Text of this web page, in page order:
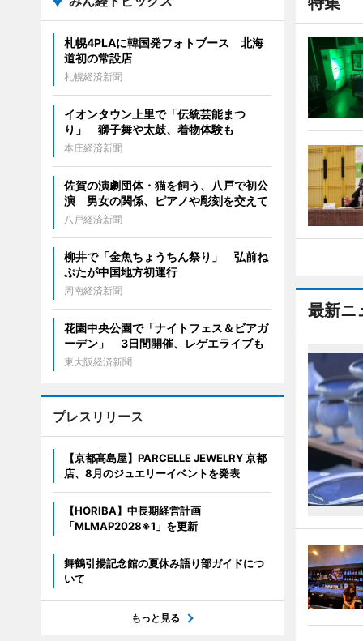
最新ニ
札幌4PLAに韓国発フォトブース 北海
道初の常設店
札幌経済新聞
イオンタウン上里で「伝統芸能まつ
り」 獅子舞や太鼓、着物体験も
本庄経済新聞
佐賀の演劇団体・猫を飼う、八戸で初公
演 男女の関係、ピアノや彫刻を交えて
八戸経済新聞
柳井で「金魚ちょうちん祭り」 弘前ね
ぷたが中国地方初運行
周南経済新聞
花園中央公園で「ナイトフェス＆ビアガ
ーデン」 3日間開催、レゲエライブも
東大阪経済新聞
プレスリリース
【京都高島屋】PARCELLE JEWELRY 京都
店、8月のジュエリーイベントを発表
【HORIBA】中長期経営計画
「MLMAP2028※1」を更新
舞鶴引揚記念館の夏休み語り部ガイドにつ
いて
もっと見る